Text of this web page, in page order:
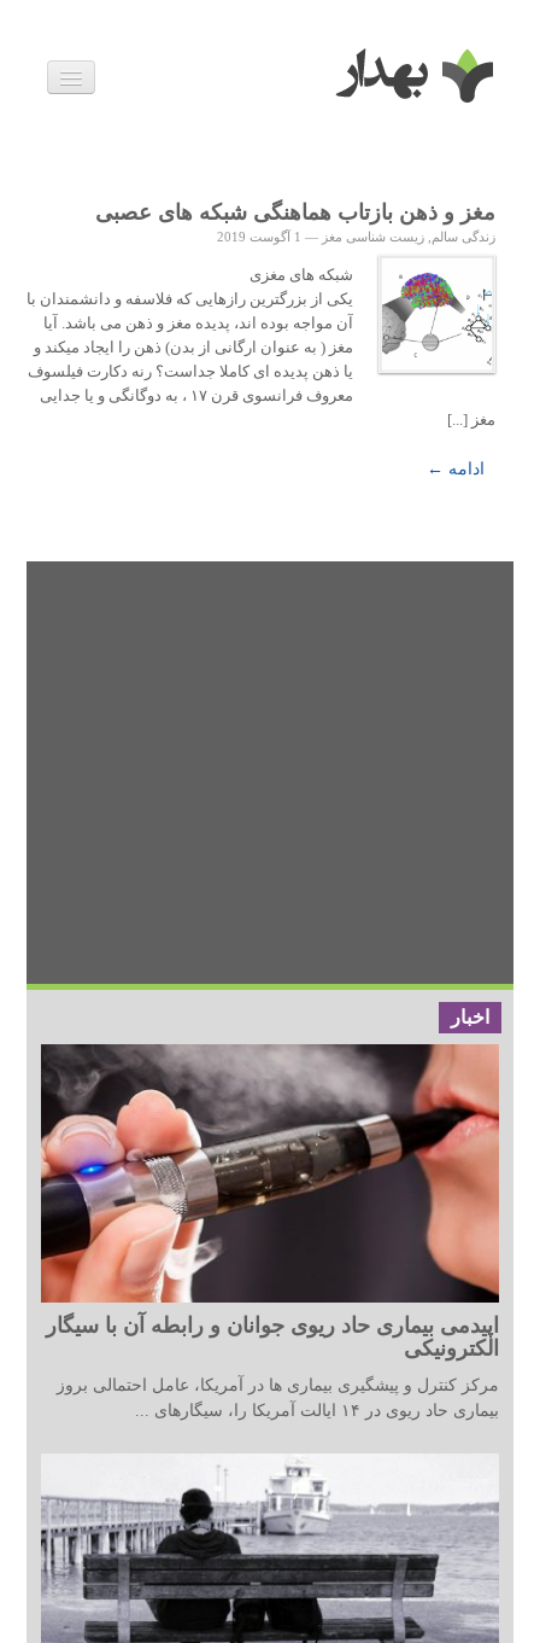
زندگی سالم
خانواده و بارداری
ویدئوها
درباره ما
مغز و ذهن بازتاب هماهنگی شبکه های عصبی
زندگی سالم زیست شناسی مغز — 1 آگوست 2019
شبکه های مغزی
یکی از بزرگترین رازهایی که فلاسفه و دانشمندان با
آن مواجه بوده اند، پدیده مغز و ذهن می باشد. آیا
مغز ( به عنوان ارگانی از بدن) ذهن را ایجاد میکند و
یا ذهن پدیده ای کاملا جداست؟ رنه دکارت فیلسوف
معروف فرانسوی قرن ۱۷ ، به دوگانگی و یا جدایی
مغز [...]
ادامه ←
اخبار
اپیدمی بیماری حاد ریوی جوانان و رابطه آن با سیگار
الکترونیکی
مرکز کنترل و پیشگیری بیماری ها در آمریکا، عامل احتمالی بروز
بیماری حاد ریوی در ۱۴ ایالت آمریکا را، سیگارهای ...